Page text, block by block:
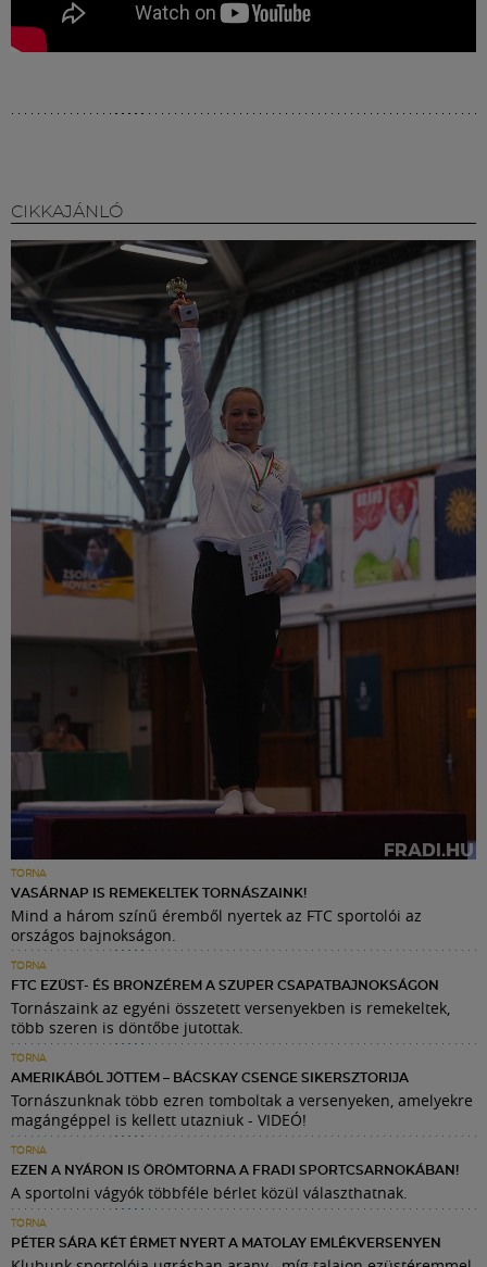
CIKKAJÁNLÓ
TORNA
VASÁRNAP IS REMEKELTEK TORNÁSZAINK!
Mind a három színű éremből nyertek az FTC sportolói az
országos bajnokságon.
TORNA
FTC EZÜST- ÉS BRONZÉREM A SZUPER CSAPATBAJNOKSÁGON
Tornászaink az egyéni összetett versenyekben is remekeltek,
több szeren is döntőbe jutottak.
TORNA
AMERIKÁBÓL JÖTTEM – BÁCSKAY CSENGE SIKERSZTORIJA
Tornászunknak több ezren tomboltak a versenyeken, amelyekre
magángéppel is kellett utazniuk - VIDEÓ!
TORNA
EZEN A NYÁRON IS ÖRÖMTORNA A FRADI SPORTCSARNOKÁBAN!
A sportolni vágyók többféle bérlet közül választhatnak.
TORNA
PÉTER SÁRA KÉT ÉRMET NYERT A MATOLAY EMLÉKVERSENYEN